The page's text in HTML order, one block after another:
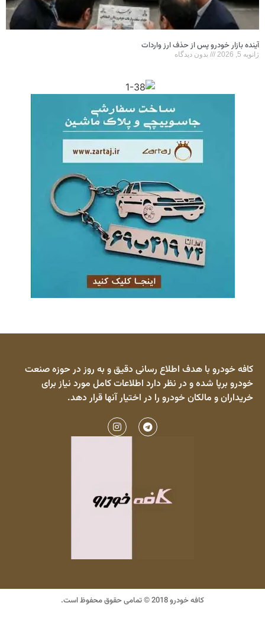
آینده بازار خودرو پس از حذف ارز واردات
ژانویه 5, 2026 بدون دیدگاه
کافه خودرو با هدف اطلاع رسانی دقیق و به روز در حوزه صنعت
خودرو برپا شده و در نظر دارد اطلاعات کامل مورد نیاز برای
خریداران و مالکان خودرو را در اختیار آنها قرار دهد.
کافه خودرو 2018 © تمامی حقوق محفوظ است.